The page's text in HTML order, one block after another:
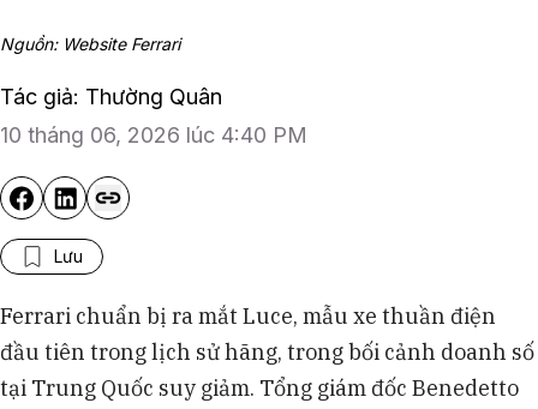
Nguồn: Website Ferrari
Tác giả: Thường Quân
10 tháng 06, 2026 lúc 4:40 PM
Lưu
Ferrari chuẩn bị ra mắt Luce, mẫu xe thuần điện
đầu tiên trong lịch sử hãng, trong bối cảnh doanh số
tại Trung Quốc suy giảm. Tổng giám đốc Benedetto